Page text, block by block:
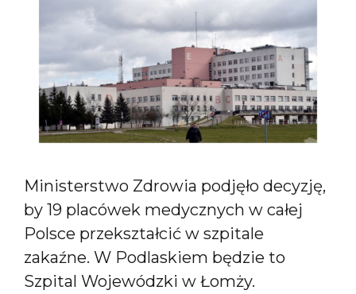
Ministerstwo Zdrowia podjęło decyzję,
by 19 placówek medycznych w całej
Polsce przekształcić w szpitale
zakaźne. W Podlaskiem będzie to
Szpital Wojewódzki w Łomży.